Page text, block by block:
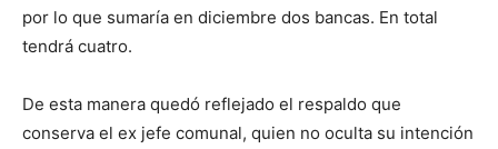
por lo que sumaría en diciembre dos bancas. En total
tendrá cuatro.
De esta manera quedó reflejado el respaldo que
conserva el ex jefe comunal, quien no oculta su intención